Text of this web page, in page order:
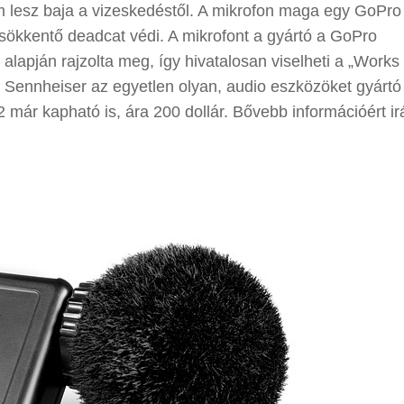
baja a vizeskedéstől. A mikrofon maga egy GoPro
deadcat védi. A mikrofont a gyártó a GoPro
rajzolta meg, így hivatalosan viselheti a „Works
az egyetlen olyan, audio eszközöket
már kapható is, ára 200 dollár. Bővebb információért